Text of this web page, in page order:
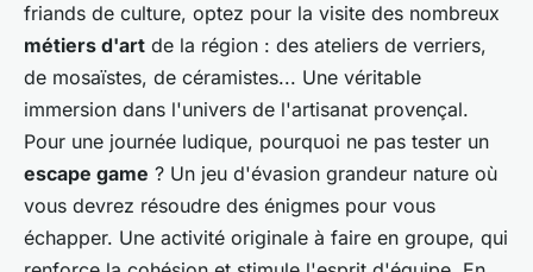
friands de culture, optez pour la visite des nombreux
métiers d'art de la région : des ateliers de verriers,
de mosaïstes, de céramistes... Une véritable
immersion dans l'univers de l'artisanat provençal.
Pour une journée ludique, pourquoi ne pas tester un
escape game ? Un jeu d'évasion grandeur nature où
vous devrez résoudre des énigmes pour vous
échapper. Une activité originale à faire en groupe, qui